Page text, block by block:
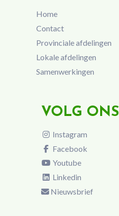
Home
Contact
Provinciale afdelingen
Lokale afdelingen
Samenwerkingen
VOLG ONS
Instagram
Facebook
Youtube
Linkedin
Nieuwsbrief